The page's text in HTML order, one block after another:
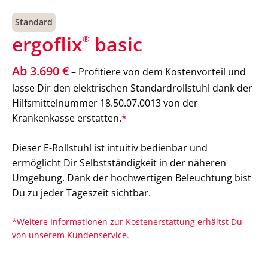
Standard
ergoflix® basic
Ab 3.690 €– Profitiere von dem Kostenvorteil und
lasse Dir den elektrischen Standardrollstuhl dank der
Hilfsmittelnummer 18.50.07.0013 von der
Krankenkasse erstatten.*
Dieser E-Rollstuhl ist intuitiv bedienbar und
ermöglicht Dir Selbstständigkeit in der näheren
Umgebung. Dank der hochwertigen Beleuchtung bist
Du zu jeder Tageszeit sichtbar.
*Weitere Informationen zur Kostenerstattung erhältst Du
von unserem Kundenservice.